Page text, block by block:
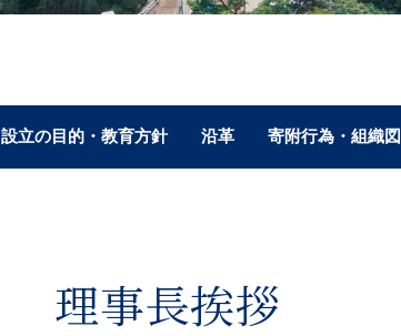
設立の目的・教育方針 沿革 寄附行為・組織図
理事長挨拶